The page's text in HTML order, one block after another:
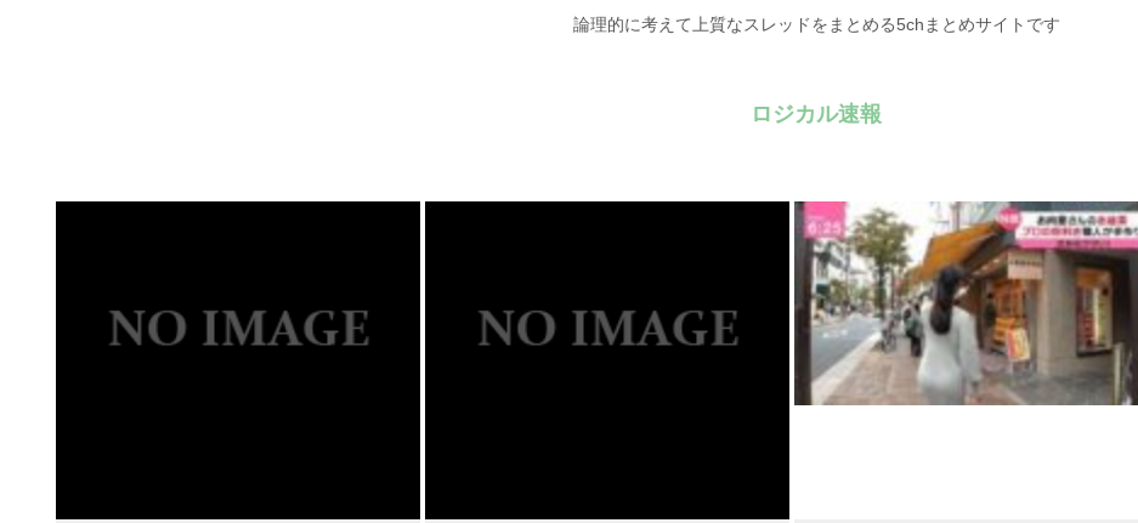
論理的に考えて上質なスレッドをまとめる5chまとめサイトです
ロジカル速報